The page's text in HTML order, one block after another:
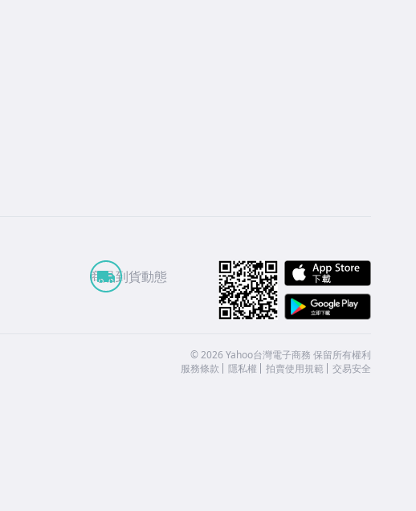
商品到貨動態
©2026 Yahoo台灣電子商務 保留所有權利
服務條款
隱私權 拍賣使用規範 交易安全